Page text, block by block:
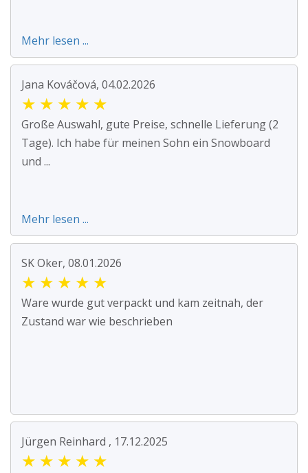
Mehr lesen ...
Jana Kováčová, 04.02.2026
★ ★ ★ ★ ★
Große Auswahl, gute Preise, schnelle Lieferung (2
Tage). Ich habe für meinen Sohn ein Snowboard
und ...
Mehr lesen ...
SK Oker, 08.01.2026
★ ★ ★ ★ ★
Ware wurde gut verpackt und kam zeitnah, der
Zustand war wie beschrieben
Jürgen Reinhard , 17.12.2025
★ ★ ★ ★ ★